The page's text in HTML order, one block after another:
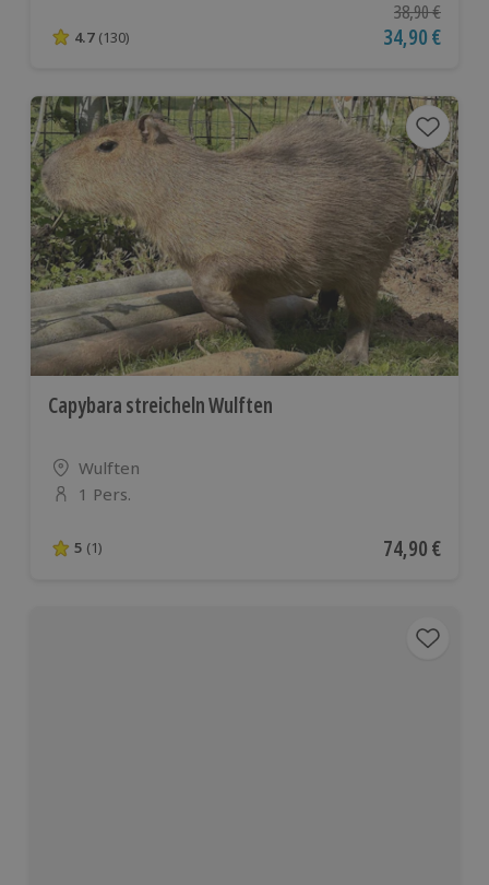
4.7 von 5 Sternen basierend auf 130 Bewertungen
4.7 (130)
38,90 €
Aktueller
34,90 €
Capybara streicheln Wulften
Standort
Wulften
Anzahl der Teilnehmer
1 Pers.
5 von 5 Sternen basierend auf 1 Bewertungen
5 (1) Aktueller
74,90 €